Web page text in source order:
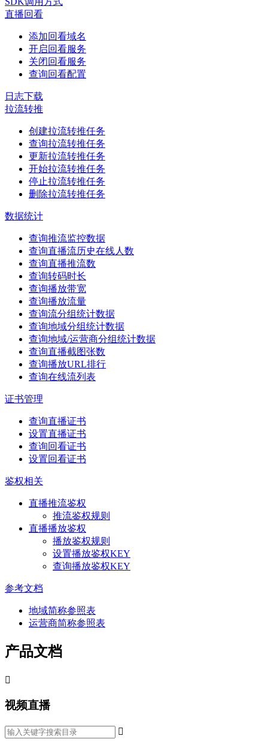
直播回看
添加回看域名
开启回看服务
关闭回看服务
查询回看配置
日志下载
拉流转推
创建拉流转推任务
查询拉流转推任务
更新拉流转推任务
开始拉流转推任务
停止拉流转推任务
删除拉流转推任务
数据统计
查询推流监控数据
查询直播流历史在线人数
查询直播推流数
查询转码时长
查询播放带宽
查询播放流量
查询流分组统计数据
查询地域分组统计数据
查询地域/运营商分组统计数据
查询直播截图张数
查询播放URL排行
查询在线流列表
证书管理
查询直播证书
设置直播证书
查询回看证书
设置回看证书
鉴权相关
直播推流鉴权
推流鉴权规则
直播播放鉴权
播放鉴权规则
设置播放鉴权KEY
查询播放鉴权KEY
参考文档
地域简称参照表
运营商简称参照表
产品文档

视频直播
